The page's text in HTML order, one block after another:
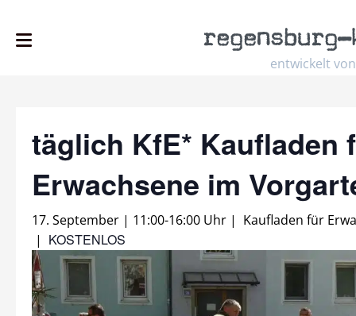
entwickelt von
regensburg–
täglich KfE* Kaufladen
Erwachsene im
17. September | 11:00-16:00 Uhr | Kaufladen für
| KOSTENLOS